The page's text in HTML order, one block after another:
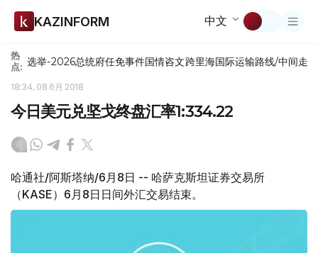
KAZINFORM 中文
热
点: 选举-2026总统府任免事件国情咨文跨里海国际运输路线/中间走廊
18:34, 08 6月 2018
今日美元兑坚戈终盘汇率1:334.22
哈通社/阿斯塔纳/6月8日 -- 哈萨克斯坦证券交易所
（KASE）6月8日日间外汇交易结束。